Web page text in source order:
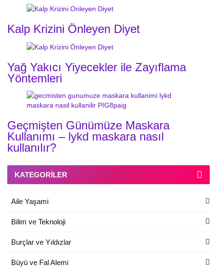
Kalp Krizini Önleyen Diyet
Yağ Yakıcı Yiyecekler ile Zayıflama
Yöntemleri
Geçmişten Günümüze Maskara
Kullanımı – lykd maskara nasıl
kullanılır?
KATEGORILER
Aile Yaşami
Bilim ve Teknoloji
Burçlar ve Yıldızlar
Büyü ve Fal Alemi